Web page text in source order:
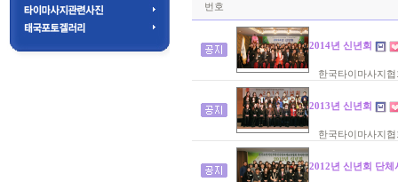
번호
2014년 신년회
한국타이마사지
2013년 신년회
한국타이마사지
2012년 신년회 단체